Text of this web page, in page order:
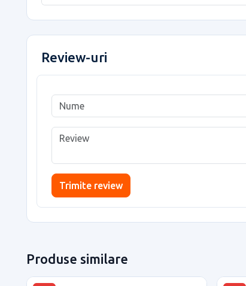
Review-uri
Trimite review
Produse similare